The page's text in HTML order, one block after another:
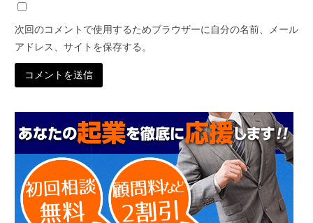
次回のコメントで使用するためブラウザーに自分の名前、メール
アドレス、サイトを保存する。